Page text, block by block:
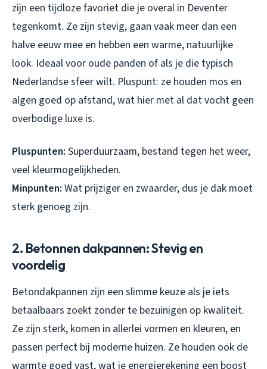
zijn een tijdloze favoriet die je overal in Deventer
tegenkomt. Ze zijn stevig, gaan vaak meer dan een
halve eeuw mee en hebben een warme, natuurlijke
look. Ideaal voor oude panden of als je die typisch
Nederlandse sfeer wilt. Pluspunt: ze houden mos en
algen goed op afstand, wat hier met al dat vocht geen
overbodige luxe is.
Pluspunten: Superduurzaam, bestand tegen het weer,
veel kleurmogelijkheden.
Minpunten: Wat prijziger en zwaarder, dus je dak moet
sterk genoeg zijn.
2. Betonnen dakpannen: Stevig en
voordelig
Betondakpannen zijn een slimme keuze als je iets
betaalbaars zoekt zonder te bezuinigen op kwaliteit.
Ze zijn sterk, komen in allerlei vormen en kleuren, en
passen perfect bij moderne huizen. Ze houden ook de
warmte goed vast, wat je energierekening een boost